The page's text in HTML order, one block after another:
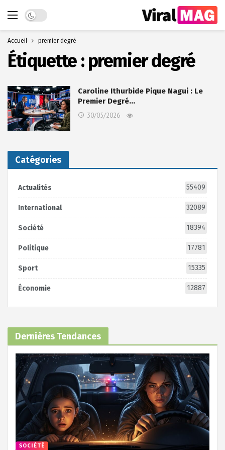
Dark mode
Accueil premier degré
Étiquette : premier degré
Caroline Ithurbide Pique Nagui : Le
Premier Degré…
30/05/2026
Catégories
Actualités 55409
International 32089
Société 18394
Politique 17781
Sport 15335
Économie 12887
Dernières Tendances
SOCIÉTÉ